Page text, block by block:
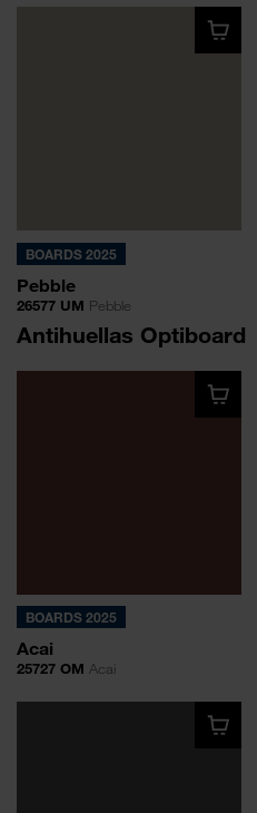
BOARDS 2025
Pebble
26577 UM Pebble
Antihuellas Optiboard
BOARDS 2025
Acai
25727 OM Acai